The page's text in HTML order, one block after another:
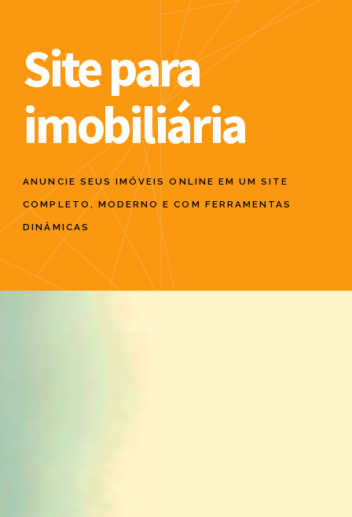
Site para
imobiliária
ANUNCIE SEUS IMÓVEIS ONLINE EM UM SITE
COMPLETO, MODERNO E COM FERRAMENTAS
DINÂMICAS